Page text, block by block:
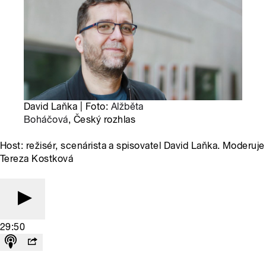
David Laňka | Foto: Alžběta
Boháčová, Český rozhlas
Host: režisér, scenárista a spisovatel David Laňka. Moderuje
Tereza Kostková
29:50